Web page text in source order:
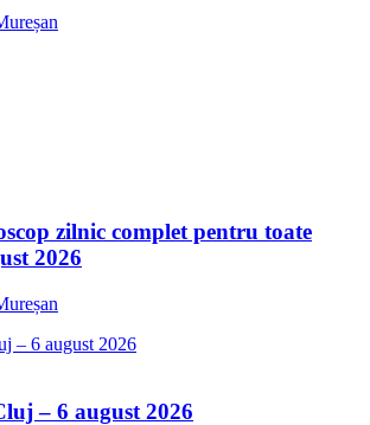
zilnic complet pentru toate
2026
– 6 august 2026